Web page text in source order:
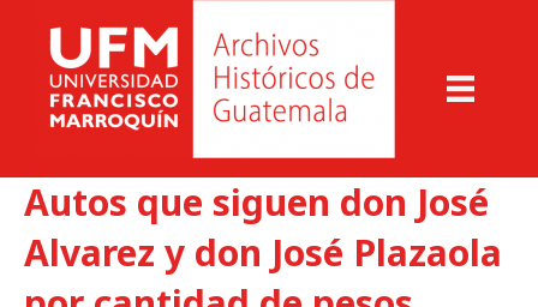
Autos que siguen don José
Alvarez y don José Plazaola